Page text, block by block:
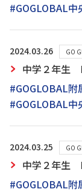
#GOGLOBAL
2024.03.26 GO
中学２年生
#GOGLOBAL
#GOGLOBAL
2024.03.25 GO
中学２年生
#GOGLOBAL